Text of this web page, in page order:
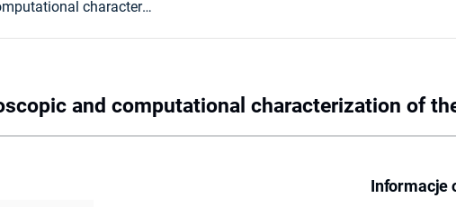
Spectroscopic and computational characterization of the HCO***H2O complex
and computational characterization of
Informacje